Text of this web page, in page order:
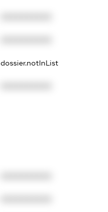
dossier.notInList